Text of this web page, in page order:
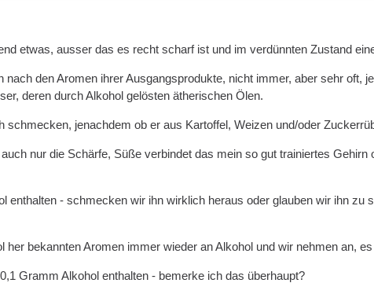
etwas, ausser das es recht scharf ist und im verdünnten Zustand
nach den Aromen ihrer Ausgangsprodukte, nicht immer, aber sehr oft,
deren durch Alkohol gelösten ätherischen Ölen.
schmecken, jenachdem ob er aus Kartoffel, Weizen und/oder
nur die Schärfe, Süße verbindet das mein so gut trainiertes Gehirn
enthalten - schmecken wir ihn wirklich heraus oder glauben wir ihn zu
her bekannten Aromen immer wieder an Alkohol und wir nehmen an,
Gramm Alkohol enthalten - bemerke ich das überhaupt?